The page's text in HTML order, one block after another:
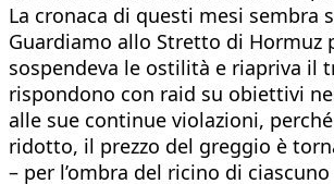
La cronaca di questi mesi
Guardiamo allo Stretto di
sospendeva le ostilità e riapriva il
rispondono con raid su obiettivi
alle sue continue violazioni,
ridotto, il prezzo del greggio è
– per l’ombra del ricino di